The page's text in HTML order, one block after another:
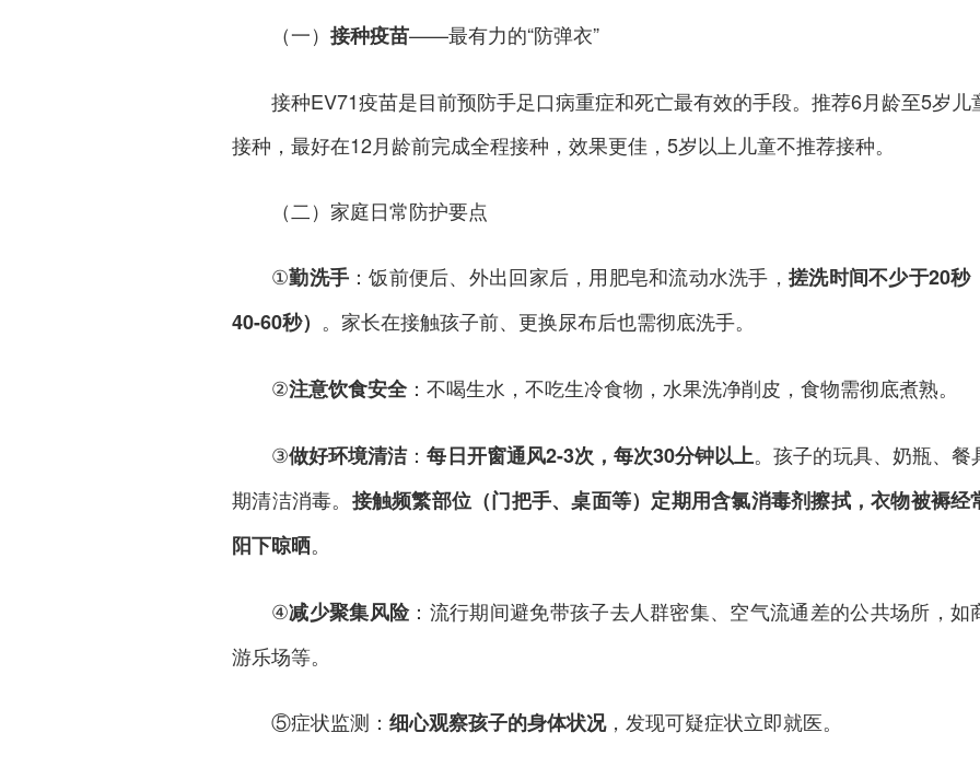
（一） 接种疫苗——最有力的“防弹衣”
接种EV71疫苗是目前预防手足口病重症和死亡最有效的手段。推荐6月龄至5岁儿
接种，最好在12月龄前完成全程接种，效果更佳，5岁以上儿童不推荐接种。
（二）家庭日常防护要点
①勤洗手 ：饭前便后、外出回家后，用肥皂和流动水洗手，搓洗时间不少于20秒
40-60秒） 。家长在接触孩子前、更换尿布后也需彻底洗手。
②注意饮食安全：不喝生水，不吃生冷食物，水果洗净削皮，食物需彻底煮熟。
③做好环境清洁：每日开窗通风2-3次，每次30分钟以上。孩子的玩具、奶瓶、餐
期清洁消毒。 接触频繁部位（门把手、桌面等）定期用含氯消毒剂擦拭，衣物被褥经
阳下晾晒。
④减少聚集风险：流行期间避免带孩子去人群密集、空气流通差的公共场所，如
游乐场等。
⑤症状监测： 细心观察孩子的身体状况，发现可疑症状立即就医。